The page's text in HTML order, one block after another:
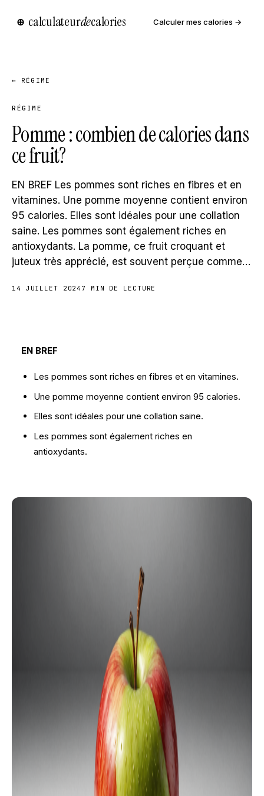
⊕ calculateurdecalories Calculer mes calories →
← RÉGIME
RÉGIME
Pomme : combien de calories dans
ce fruit?
EN BREF Les pommes sont riches en fibres et en
vitamines. Une pomme moyenne contient environ
95 calories. Elles sont idéales pour une collation
saine. Les pommes sont également riches en
antioxydants. La pomme, ce fruit croquant et
juteux très apprécié, est souvent perçue comme…
14 JUILLET 2024 7 MIN DE LECTURE
EN BREF
Les pommes sont riches en fibres et en vitamines.
Une pomme moyenne contient environ 95 calories.
Elles sont idéales pour une collation saine.
Les pommes sont également riches en
antioxydants.